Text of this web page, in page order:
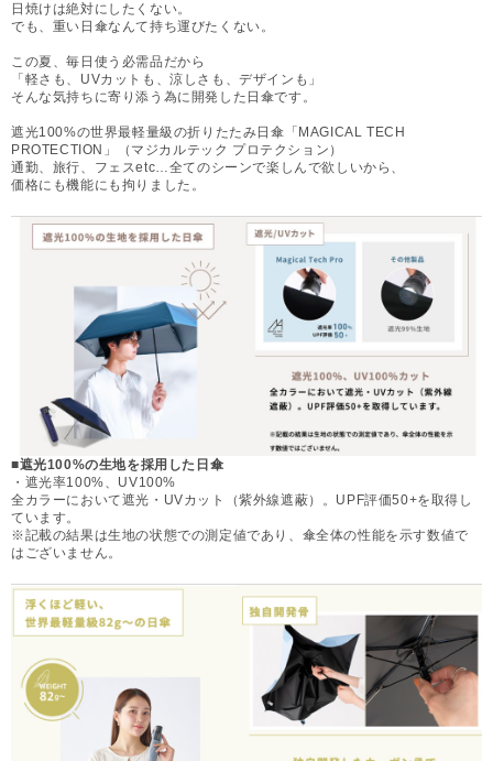
日焼けは絶対にしたくない。
でも、重い日傘なんて持ち運びたくない。
この夏、毎日使う必需品だから
「軽さも、UVカットも、涼しさも、デザインも」
そんな気持ちに寄り添う為に開発した日傘です。
遮光100%の世界最軽量級の折りたたみ日傘「MAGICAL TECH
PROTECTION」（マジカルテック プロテクション）
通勤、旅行、フェスetc…全てのシーンで楽しんで欲しいから、
価格にも機能にも拘りました。
■遮光100%の生地を採用した日傘
・遮光率100%、UV100%
全カラーにおいて遮光・UVカット（紫外線遮蔽）。UPF評価50+を取得し
ています。
※記載の結果は生地の状態での測定値であり、傘全体の性能を示す数値で
はございません。